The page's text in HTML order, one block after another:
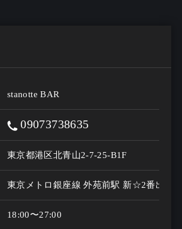
stanotte BAR
09073738635
東京都港区北青山2-7-25-B1F
東京メトロ銀座線 外苑前駅 新☆2番出口
18:00〜27:00